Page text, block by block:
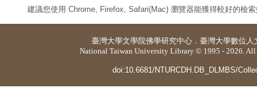
建議您使用 Chrome, Firefox, Safari(Mac) 瀏覽器能獲得較好的檢索
臺灣大學文學院佛學研究中心 ． 臺灣大學數位人
National Taiwan University Library © 1995 - 2026. All
doi:10.6681/NTURCDH.DB_DLMBS/